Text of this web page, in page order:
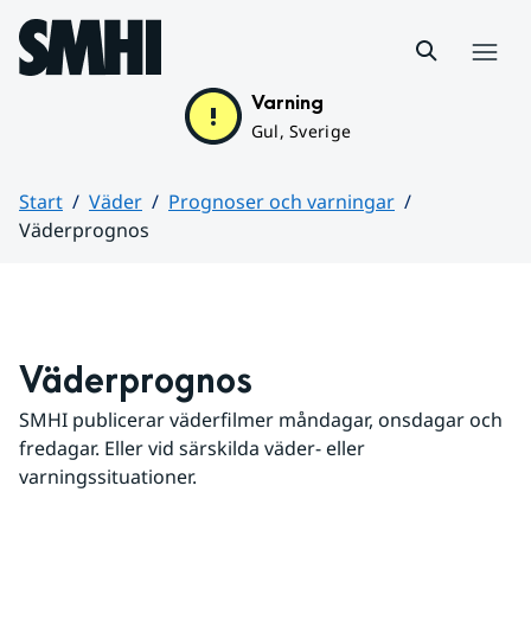
Hoppa till sidans innehåll
Varning
Gul, Sverige
Start Väder
Prognoser och varningar
Väderprognos
Väderprognos
SMHI publicerar väderfilmer måndagar, onsdagar och
fredagar. Eller vid särskilda väder- eller
varningssituationer.